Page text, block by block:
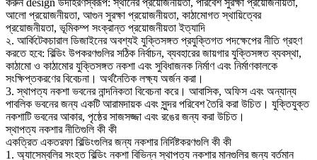
করুন design উদাহরণস্বরূপ: স্থানের প্রয়োজনীয়তা, পরিবেশ সুরক্ষা প্রয়োজনীয়তা,
আলো প্রয়োজনীয়তা, আগুন সুরক্ষা প্রয়োজনীয়তা, কাঠামোগত স্থায়িত্বের
প্রয়োজনীয়তা, ভূমিকম্প সংক্রান্ত প্রয়োজনীয়তা ইত্যাদি
২. আর্কিটেকচারাল ডিজাইনের অবশ্যই যুক্তিসঙ্গত প্রযুক্তিগত পদক্ষেপের নীতি গ্রহণ
করতে হবে: বিল্ডিং উপকরণগুলির সঠিক নির্বাচন, ব্যবহারের জায়গার যুক্তিসঙ্গত ব্যবস্থা,
কাঠামো ও কাঠামোর যুক্তিসঙ্গত নকশা এবং সুবিধাজনক নির্মাণ এবং নির্মাণকালকে
সংক্ষিপ্তকরণের বিবেচনা। অর্থনৈতিক লক্ষ্য অর্জন করা।
3. স্থাপত্য নকশা ভবনের নান্দনিকতা বিবেচনা করে। আবাসিক, অফিস এবং অন্যান্য
পাবলিক ভবনের জন্য একটি আরামদায়ক এবং সুন্দর পরিবেশ তৈরি করা উচিত। যুক্তিযুক্ত
নকশাটি ভবনের আকার, পৃষ্ঠের সাজসজ্জা এবং রঙের জন্য করা উচিত।
স্থাপত্য নকশার নীতিগুলি কী কী
একত্রিত একতরফা বিল্ডিংগুলির জন্য নকশার নির্দিষ্টকরণগুলি কী কী
1. অ্যাসেম্বলির সংহত বিল্ডিং নকশা বিভিন্ন স্থাপত্য নকশার মানগুলির জন্য বর্তমান